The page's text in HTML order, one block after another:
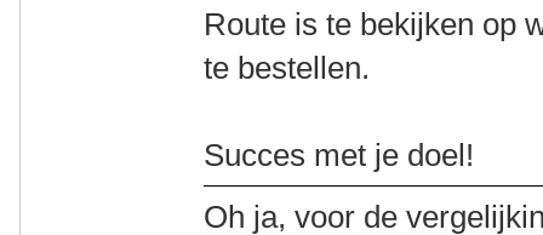
Route is te bekijken op
te bestellen.
Succes met je doel!
Oh ja, voor de